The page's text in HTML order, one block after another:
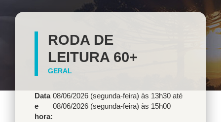
RODA DE
LEITURA 60+
GERAL
Data
e
hora:
08/06/2026 (segunda-feira) às 13h30 até
08/06/2026 (segunda-feira) às 15h00